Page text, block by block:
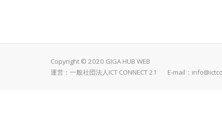
Copyright © 2020 GIGA HUB WEB
運営：一般社団法人ICT CONNECT 21 E-mail：